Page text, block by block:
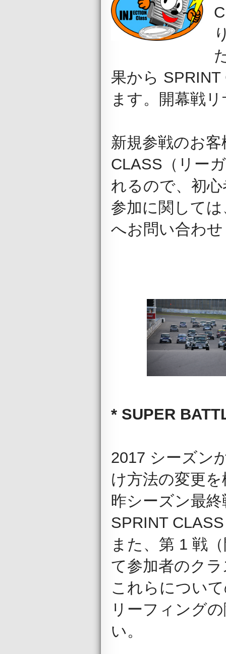
果から
ます。開幕戦
新規参戦のお
CLASS（リー
れるので、初
参加に関して
へお問い合わ
* SUPER
2017 シーズン
け方法の変更
昨シーズン最
SPRINT
また、第 1 戦
て参加者のク
これらについ
リーフィング
い。